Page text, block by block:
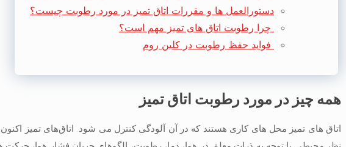
دستورالعمل ها و مقررات اتاق تمیز در مورد رطوبت چیست؟
چرا رطوبت اتاق های تمیز مهم است؟
فواید حفظ رطوبت در کلین روم
همه چیز در مورد رطوبت اتاق تمیز
اتاق های تمیز محل های کاری هستند که در آن آلودگی کنترل می شود. اتاق‌های تمیز